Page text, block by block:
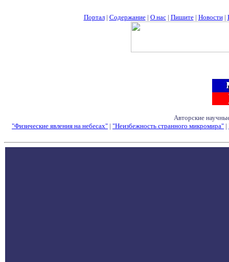
Портал| Содержание| О нас| Пишите| Новости|
Авторские
"Физические явления на небесах" | "Неизбежность странного микромира" |